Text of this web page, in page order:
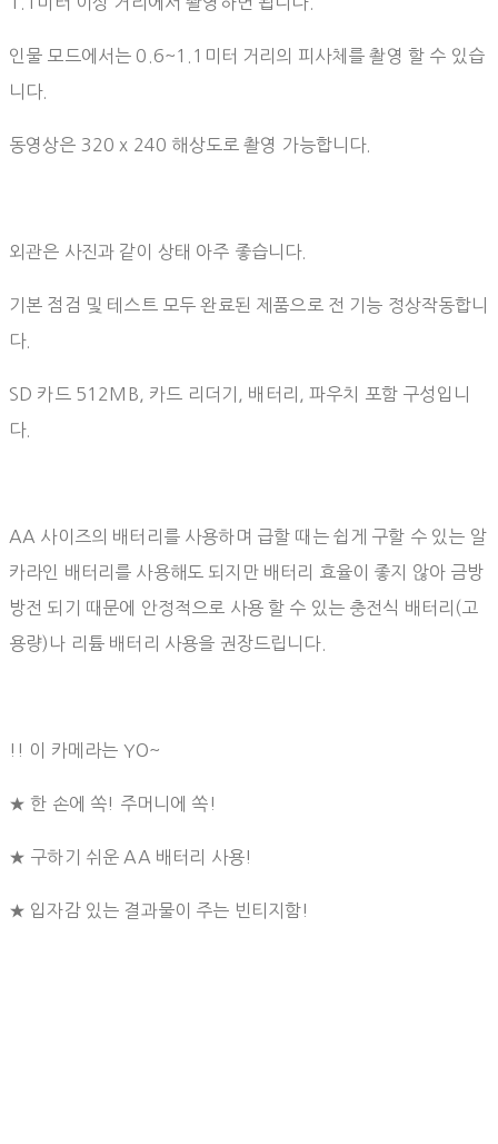
인물 모드에서는 0.6~1.1미터 거리의 피사체를 촬영 할 수 있습
니다.
동영상은 320 x 240 해상도로 촬영 가능합니다.
외관은 사진과 같이 상태 아주 좋습니다.
기본 점검 및 테스트 모두 완료된 제품으로 전 기능 정상작동합니
다.
SD 카드 512MB, 카드 리더기, 배터리, 파우치 포함 구성입니
다.
AA 사이즈의 배터리를 사용하며 급할 때는 쉽게 구할 수 있는 알
카라인 배터리를 사용해도 되지만 배터리 효율이 좋지 않아 금방
방전 되기 때문에 안정적으로 사용 할 수 있는 충전식 배터리(고
용량)나 리튬 배터리 사용을 권장드립니다.
!! 이 카메라는 YO~
★ 한 손에 쏙! 주머니에 쏙!
★ 구하기 쉬운 AA 배터리 사용!
★ 입자감 있는 결과물이 주는 빈티지함!